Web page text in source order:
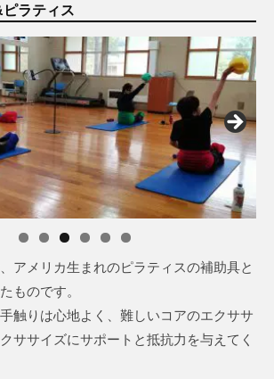
ラティス
アメリカ生まれのピラティスの補助具と
ものです。
触りは心地よく、難しいコアのエクササ
ササイズにサポートと抵抗力を与えてく